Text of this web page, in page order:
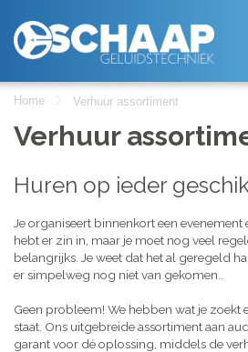
Home Verhuur assortiment
Verhuur
Huren op ieder
Je organiseert binnenkort een evenement
hebt er zin in, maar je moet nog veel
belangrijks. Je weet dat het al geregeld
er simpelweg nog niet van gekomen..
Geen probleem! We hebben wat je zoekt
staat. Ons uitgebreide assortiment aan
garant voor dé oplossing, middels de